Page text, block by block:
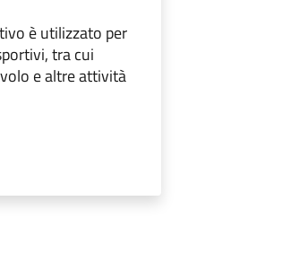
è utilizzato per
tra cui
e altre attività